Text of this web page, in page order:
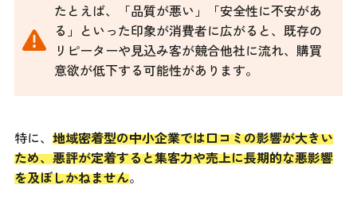
たとえば、「品質が悪い」「安全性に不安があ
る」といった印象が消費者に広がると、既存の
リピーターや見込み客が競合他社に流れ、購買
意欲が低下する可能性があります。
特に、 地域密着型の中小企業では口コミの影響が大きい
ため、悪評が定着すると集客力や売上に長期的な悪影響
を及ぼしかねません。